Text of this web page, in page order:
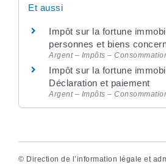
Et aussi
Impôt sur la fortune
personnes et biens
Argent – Impôts –
Impôt sur la fortune
Déclaration et paiement
Argent – Impôts –
© Direction de l’information légale et